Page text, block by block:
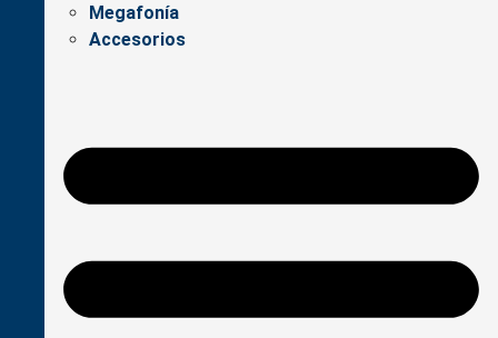
Megafonía
Accesorios